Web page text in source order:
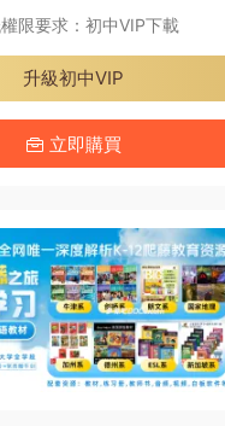
限要求：初中VIP下載
升級初中VIP
立即購買